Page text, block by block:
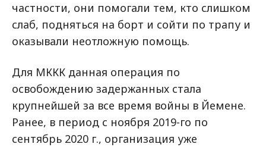
частности, они помогали тем, кто слишком
слаб, подняться на борт и сойти по трапу и
оказывали неотложную помощь.
Для МККК данная операция по
освобождению задержанных стала
крупнейшей за все время войны в Йемене.
Ранее, в период с ноября 2019-го по
сентябрь 2020 г., организация уже